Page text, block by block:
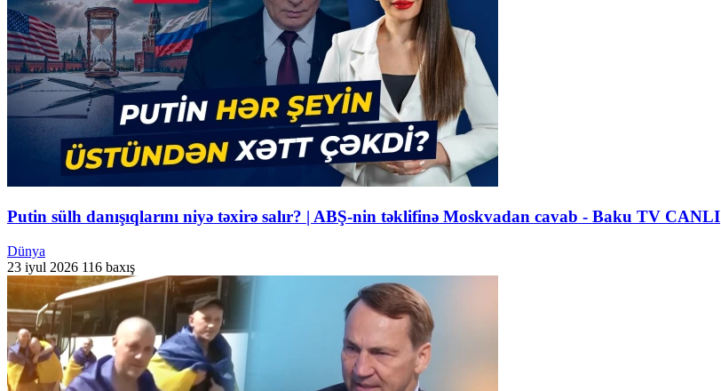
Putin sülh danışıqlarını niyə təxirə salır? | ABŞ-nin təklifinə Moskvadan cavab - Baku TV CANLI
Dünya
23 iyul 2026 116 baxış